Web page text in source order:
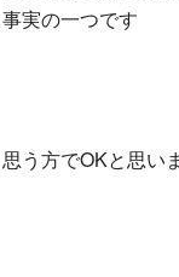
実の一つです
う方でOKと思い